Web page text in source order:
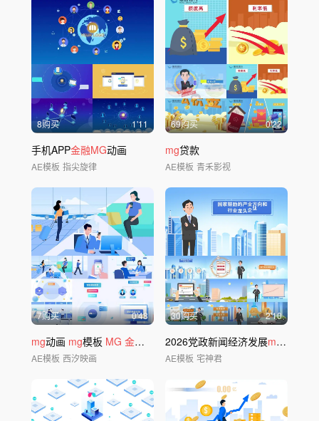
8购买 1'11
手机APP金融MG动画
AE模板 指尖旋律
69购买 0'22
mg贷款
AE模板 青禾影视
7购买 0'48
mg动画 mg模板 MG 金融mg
AE模板 西汐映画
30购买 2'10
2026党政新闻经济发展mg 模板
AE模板 宅神君